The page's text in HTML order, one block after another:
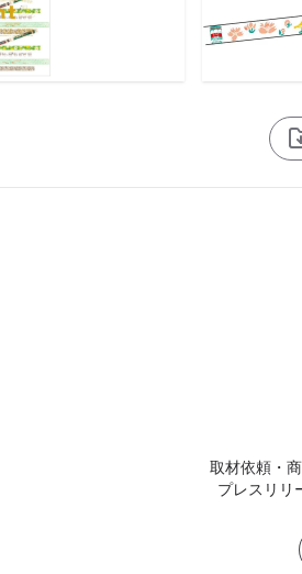
取材依頼・
プレスリリ